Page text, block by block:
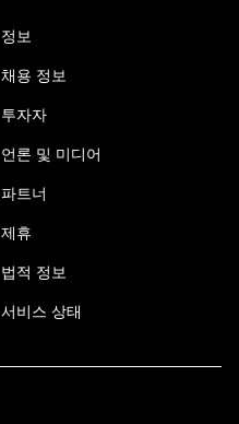
정보
채용 정보
투자자
언론 및 미디어
파트너
제휴
법적 정보
서비스 상태